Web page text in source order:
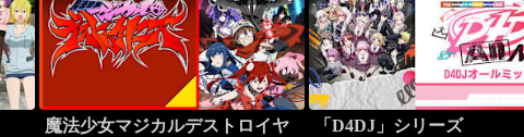
魔法少女マジカルデストロイヤ
「D4DJ」シリーズ